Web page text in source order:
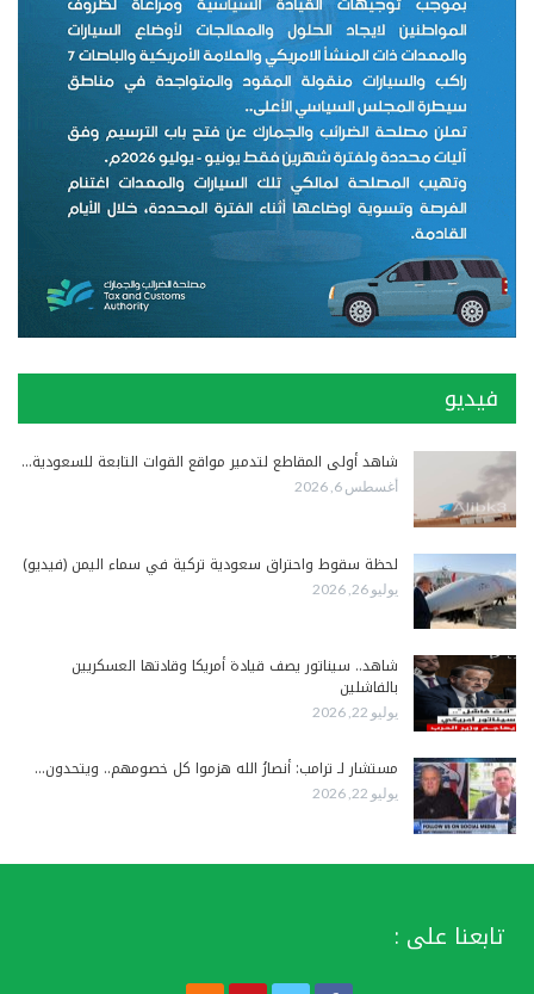
فيديو
شاهد أولى المقاطع لتدمير مواقع القوات التابعة للسعودية…
أغسطس 6, 2026
لحظة سقوط واحتراق سعودية تركية في سماء اليمن (فيديو)
يوليو 26, 2026
شاهد.. سيناتور يصف قيادة أمريكا وقادتها العسكريين
بالفاشلين
يوليو 22, 2026
مستشار لـ ترامب: أنصارُ الله هزموا كل خصومهم.. ويتحدون…
يوليو 22, 2026
تابعنا على :